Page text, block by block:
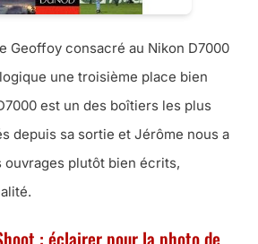
Geoffoy consacré au Nikon D7000
une troisième place bien
est un des boîtiers les plus
depuis sa sortie et Jérôme nous a
ouvrages plutôt bien écrits,
: éclairer pour la photo de